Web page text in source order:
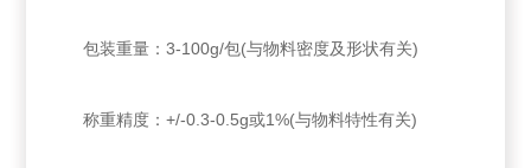
包装重量：3-100g/包(与物料密度及形状有关)
称重精度：+/-0.3-0.5g或1%(与物料特性有关)